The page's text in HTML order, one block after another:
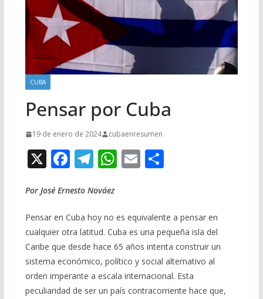
CUBA
Pensar por Cuba
19 de enero de 2024 cubaenresumen
X F
e
b
o
o
k
T
e
gr
a
m
W
s
A
p
p
E
l
C
p
ar
ti
r
Por José Ernesto Nováez
Pensar en Cuba hoy no es equivalente a pensar en
cualquier otra latitud. Cuba es una pequeña isla del
Caribe que desde hace 65 años intenta construir un
sistema económico, político y social alternativo al
orden imperante a escala internacional. Esta
peculiaridad de ser un país contracorriente hace que,